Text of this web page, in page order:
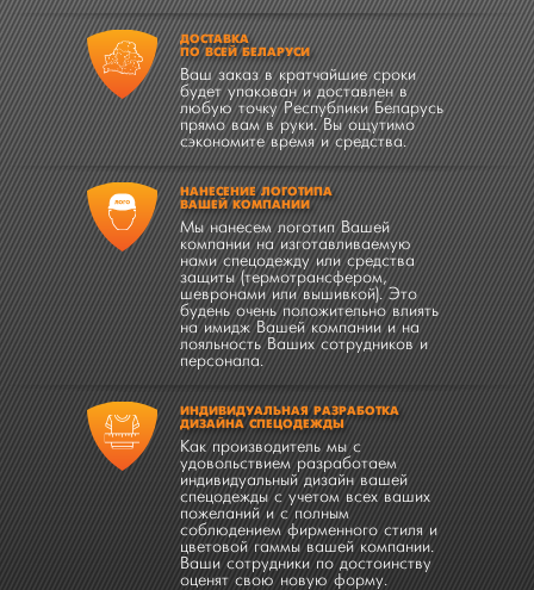
ДОСТАВКА
ПО ВСЕЙ БЕЛАРУСИ
Ваш заказ в кратчайшие сроки
будет упакован и доставлен в
любую точку Республики Беларусь
прямо вам в руки. Вы ощутимо
сэкономите время и средства.
НАНЕСЕНИЕ ЛОГОТИПА
ВАШЕЙ КОМПАНИИ
Мы нанесем логотип Вашей
компании на изготавливаемую
нами спецодежду или средства
защиты (термотрансфером,
шевронами или вышивкой). Это
будень очень положительно влиять
на имидж Вашей компании и на
лояльность Ваших сотрудников и
персонала.
ИНДИВИДУАЛЬНАЯ РАЗРАБОТКА
ДИЗАЙНА СПЕЦОДЕЖДЫ
Как производитель мы с
удовольствием разработаем
индивидуальный дизайн вашей
спецодежды с учетом всех ваших
пожеланий и с полным
соблюдением фирменного стиля и
цветовой гаммы вашей компании.
Ваши сотрудники по достоинству
оценят свою новую форму.